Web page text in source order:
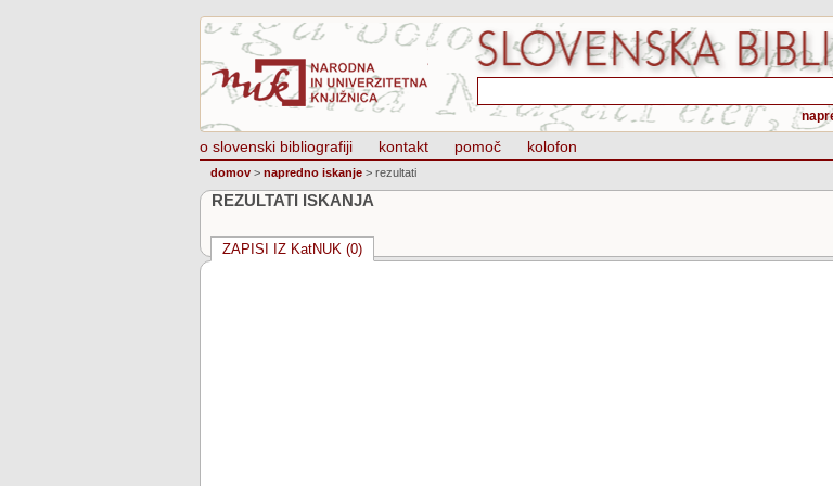
o slovenski bibliografiji kontakt pomoč kolofon
domov > napredno iskanje > rezultati
REZULTATI ISKANJA
ZAPISI IZ KatNUK (0)